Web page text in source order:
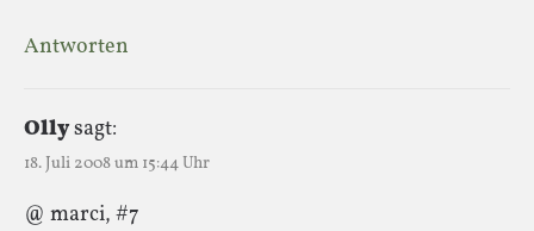
Antworten
Ollysagt:
18. Juli 2008 um 15:44 Uhr
@ marci, #7